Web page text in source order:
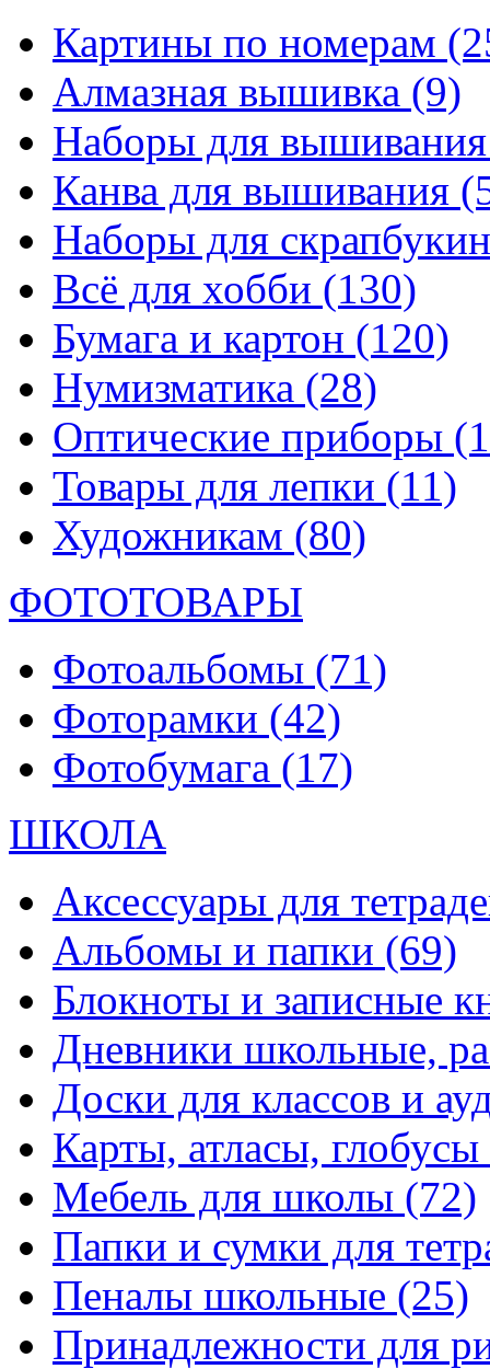
Картины по номерам
Алмазная вышивка (9)
Наборы для
Канва для вышивания
Наборы для
Всё для хобби (130)
Бумага и картон (120)
Нумизматика (28)
Оптические приборы
Товары для лепки (11)
Художникам (80)
ФОТОТОВАРЫ
Фотоальбомы (71)
Фоторамки (42)
Фотобумага (17)
ШКОЛА
Аксессуары для
Альбомы и папки (69)
Блокноты и записные
Дневники школьные,
Доски для классов и
Карты, атласы, глобусы
Мебель для школы (72)
Папки и сумки для
Пеналы школьные (25)
Принадлежности для